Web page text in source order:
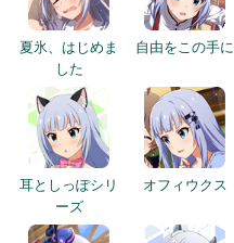
夏氷、はじめま
した
自由をこの手に
耳としっぽシリ
ーズ
オフィウクス